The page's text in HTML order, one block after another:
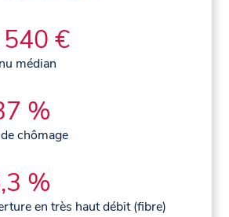
540 €
médian
%
chômage
%
en très haut débit (fibre)